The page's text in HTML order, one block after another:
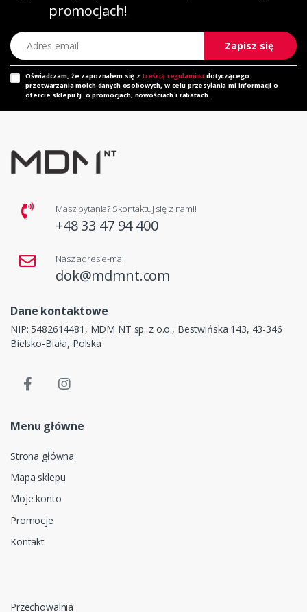
promocjach!
Adres email
Zapisz się
Oświadczam, że zapoznałem się z treścią regulaminu dotyczącego
przetwarzania moich danych osobowych, w celu przesyłania mi informacji o
ofercie sklepu tj. o promocjach, nowościach i rabatach.
Masz pytania? Skontaktuj się z nami!
+48 33 47 94 400
Nasz adres e-mail
dok@mdmnt.com
Dane kontaktowe
NIP: 5482614481, MDM NT sp. z o.o., Bestwińska 143, 43-346
Bielsko-Biała, Polska
Menu główne
Strona główna
Mapa sklepu
Moje konto
Promocje
Kontakt
Przechowalnia